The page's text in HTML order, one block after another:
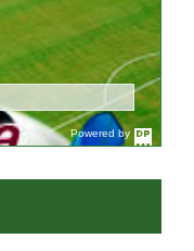
Powered by
DaysPedia.c